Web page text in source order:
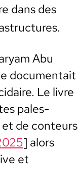
dans des
Abu
doc­u­men­tait
Le livre
pales­
et de con­teurs
] alors
et